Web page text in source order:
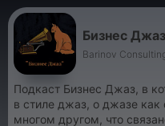
Бизнес Джаз
Barinov
Подкаст Бизнес Джаз, в
в стиле джаз, о джазе как
многом другом, что